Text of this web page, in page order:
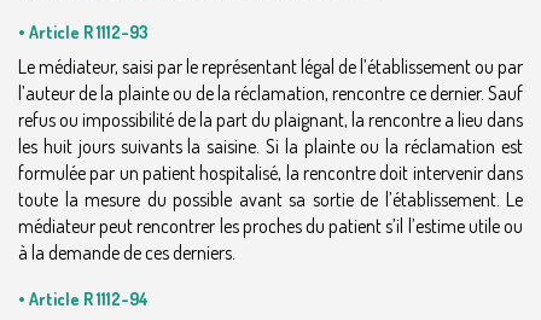
• Article R 1112-93
Le médiateur, saisi par le représentant légal de l’établissement ou par
l’auteur de la plainte ou de la réclamation, rencontre ce dernier. Sauf
refus ou impossibilité de la part du plaignant, la rencontre a lieu dans
les huit jours suivants la saisine. Si la plainte ou la réclamation est
formulée par un patient hospitalisé, la rencontre doit intervenir dans
toute la mesure du possible avant sa sortie de l’établissement. Le
médiateur peut rencontrer les proches du patient s’il l’estime utile ou
à la demande de ces derniers.
• Article R 1112-94